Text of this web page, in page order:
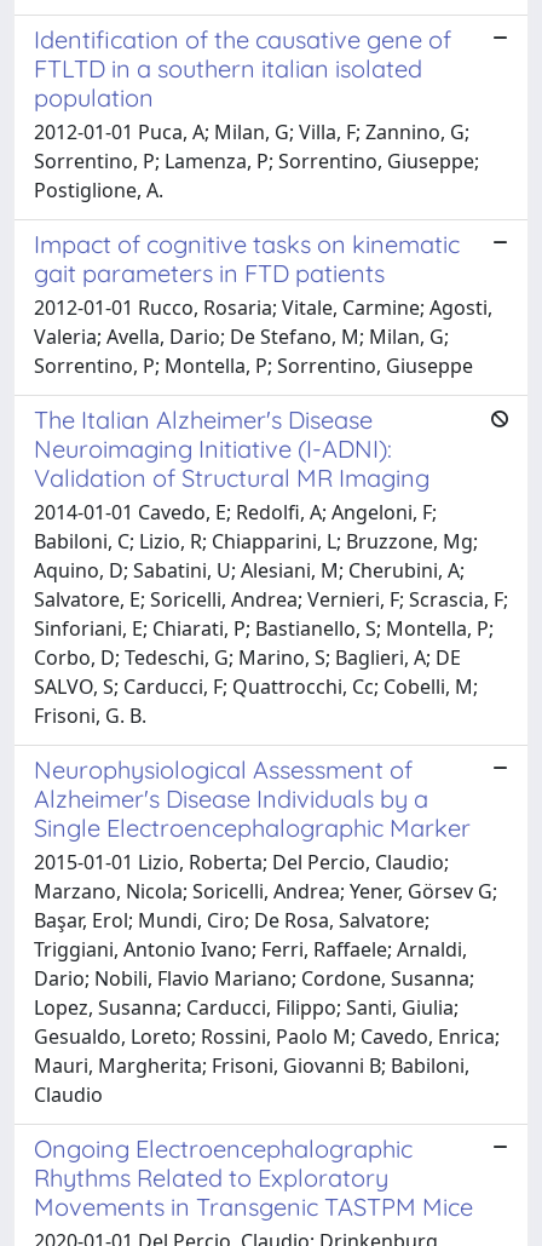
Identification of the causative gene of
FTLTD in a southern italian isolated
population
2012-01-01 Puca, A; Milan, G; Villa, F; Zannino, G;
Sorrentino, P; Lamenza, P; Sorrentino, Giuseppe;
Postiglione, A.
Impact of cognitive tasks on kinematic
gait parameters in FTD patients
2012-01-01 Rucco, Rosaria; Vitale, Carmine; Agosti,
Valeria; Avella, Dario; De Stefano, M; Milan, G;
Sorrentino, P; Montella, P; Sorrentino, Giuseppe
The Italian Alzheimer's Disease
Neuroimaging Initiative (I-ADNI):
Validation of Structural MR Imaging
2014-01-01 Cavedo, E; Redolfi, A; Angeloni, F;
Babiloni, C; Lizio, R; Chiapparini, L; Bruzzone, Mg;
Aquino, D; Sabatini, U; Alesiani, M; Cherubini, A;
Salvatore, E; Soricelli, Andrea; Vernieri, F; Scrascia, F;
Sinforiani, E; Chiarati, P; Bastianello, S; Montella, P;
Corbo, D; Tedeschi, G; Marino, S; Baglieri, A; DE
SALVO, S; Carducci, F; Quattrocchi, Cc; Cobelli, M;
Frisoni, G. B.
Neurophysiological Assessment of
Alzheimer's Disease Individuals by a
Single Electroencephalographic Marker
2015-01-01 Lizio, Roberta; Del Percio, Claudio;
Marzano, Nicola; Soricelli, Andrea; Yener, Görsev G;
Başar, Erol; Mundi, Ciro; De Rosa, Salvatore;
Triggiani, Antonio Ivano; Ferri, Raffaele; Arnaldi,
Dario; Nobili, Flavio Mariano; Cordone, Susanna;
Lopez, Susanna; Carducci, Filippo; Santi, Giulia;
Gesualdo, Loreto; Rossini, Paolo M; Cavedo, Enrica;
Mauri, Margherita; Frisoni, Giovanni B; Babiloni,
Claudio
Ongoing Electroencephalographic
Rhythms Related to Exploratory
Movements in Transgenic TASTPM Mice
2020-01-01 Del Percio, Claudio; Drinkenburg,